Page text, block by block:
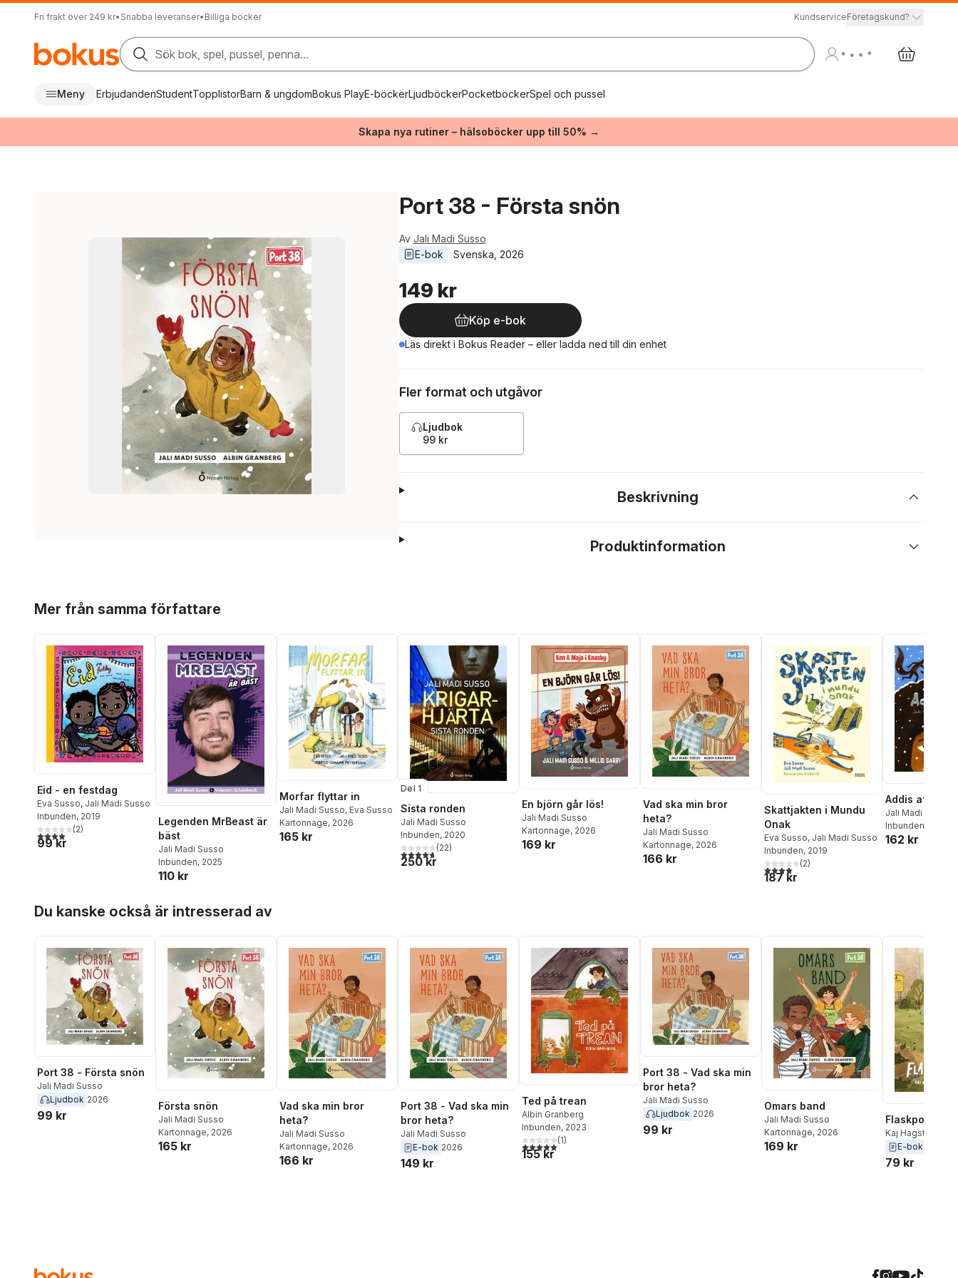
Fri frakt över 249 kr• Snabba leveranser• Billiga böcker KundserviceFöretagskund?
Sök bok, spel, pussel, penna...
Meny ErbjudandenStudentTopplistorBarn & ungdomBokus PlayE-böckerLjudböckerPocketböckerSpel och pussel
Skapa nya rutiner – hälsoböcker upp till 50% →
Port 38 - Första snön
Av Jali Madi Susso
E-bok
Svenska 2026
149 kr
Köp e-bok
Läs direkt i Bokus Reader – eller ladda ned till din enhet
Fler format och utgåvor
Ljudbok
99 kr
Beskrivning
Produktinformation
Mer från samma författare
Eid - en festdag
Eva Susso, Jali Madi Susso
Inbunden, 2019
4,0utav 5 stjärnor. Totalt antal röster:
(2)
99 kr
Legenden MrBeast är
bäst
Jali Madi Susso
Inbunden, 2025
110 kr
Morfar flyttar in
Jali Madi Susso, Eva Susso
Kartonnage, 2026
165 kr
Del 1
Sista ronden
Jali Madi Susso
Inbunden, 2020
4,7utav 5 stjärnor. Totalt antal röster:
(22)
250 kr
En björn går lös!
Jali Madi Susso
Kartonnage, 2026
169 kr
Vad ska min bror
heta?
Jali Madi Susso
Kartonnage, 2026
166 kr
Skattjakten i Mundu
Onak
Eva Susso, Jali Madi Susso
Inbunden, 2019
4,0utav 5 stjärnor. Totalt antal röster:
(2)
187 kr
Addis afro
Jali Madi Susso
Inbunden
162 kr
Du kanske också är intresserad av
Port 38 - Första snön
Jali Madi Susso
Ljudbok 2026
99 kr
Första snön
Jali Madi Susso
Kartonnage, 2026
165 kr
Vad ska min bror
heta?
Jali Madi Susso
Kartonnage, 2026
166 kr
Port 38 - Vad ska min
bror heta?
Jali Madi Susso
E-bok 2026
149 kr
Ted på trean
Albin Granberg
Inbunden, 2023
5,0utav 5 stjärnor. Totalt antal röster:
(1)
155 kr
Port 38 - Vad ska min
bror heta?
Jali Madi Susso
Ljudbok 2026
99 kr
Omars band
Jali Madi Susso
Kartonnage, 2026
169 kr
Flaskposten
Kaj Hagstedt
E-bok
79 kr